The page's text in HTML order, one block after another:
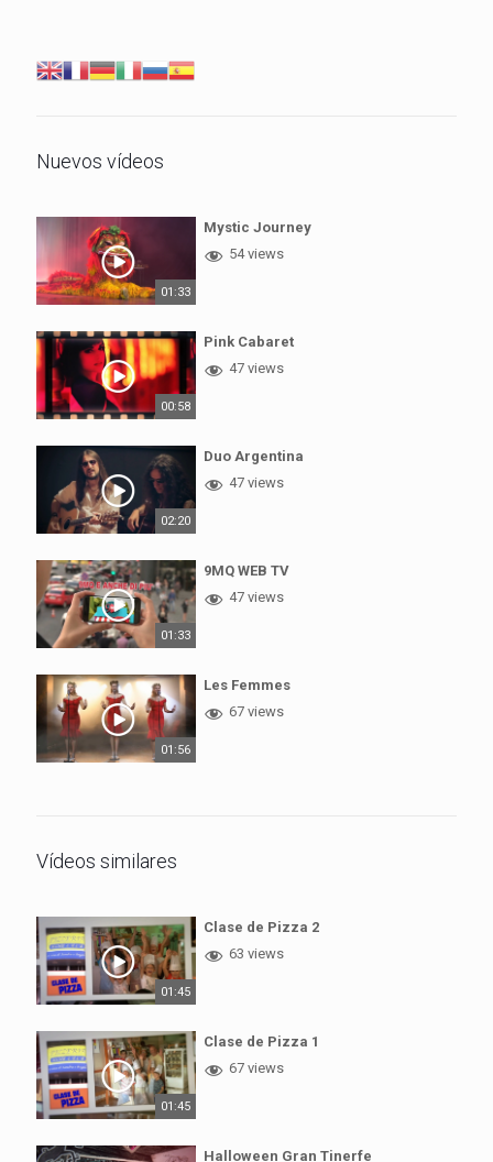
Nuevos vídeos
01:33
Mystic Journey
54 views
00:58
Pink Cabaret
47 views
02:20
Duo Argentina
47 views
01:33
9MQ WEB TV
47 views
01:56
Les Femmes
67 views
Vídeos similares
01:45
Clase de Pizza 2
63 views
01:45
Clase de Pizza 1
67 views
Halloween Gran Tinerfe